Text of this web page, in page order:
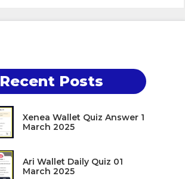
Recent Posts
Xenea Wallet Quiz Answer 1
March 2025
Ari Wallet Daily Quiz 01
March 2025